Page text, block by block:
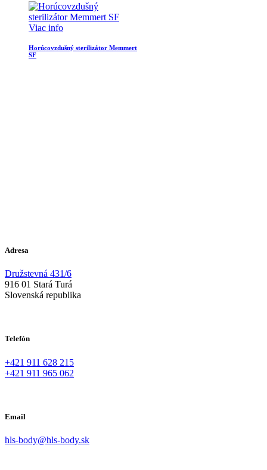
Viac info
Horúcovzdušný sterilizátor Memmert
SF
Adresa
Družstevná 431/6
916 01 Stará Turá
Slovenská republika
Telefón
+421 911 628 215
+421 911 965 062
Email
hls-body@hls-body.sk